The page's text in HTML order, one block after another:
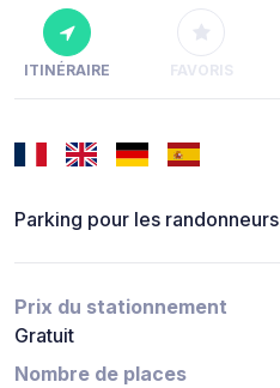
ITINÉRAIRE FAVORIS
Parking pour les randonneurs
Prix du stationnement
Gratuit
Nombre de places